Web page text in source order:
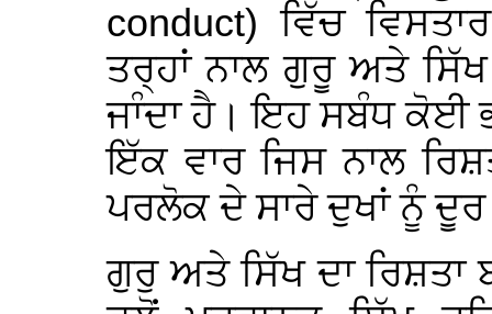
conduct) ਵਿੱਚ
ਤਰ੍ਹਾਂ ਨਾਲ ਗੁਰੂ ਅਤੇ
ਜਾੰਦਾ ਹੈ। ਇਹ ਸਬੰਧ ਕੋਈ
ਇੱਕ ਵਾਰ ਜਿਸ ਨਾਲ
ਪਰਲੋਕ ਦੇ ਸਾਰੇ ਦੁਖਾਂ ਨੂੰ
ਗੁਰੁ ਅਤੇ ਸਿੱਖ ਦਾ ਰਿਸ਼ਤਾ